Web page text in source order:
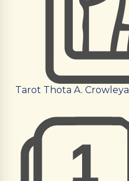
Tarot Thota A. Crowleya